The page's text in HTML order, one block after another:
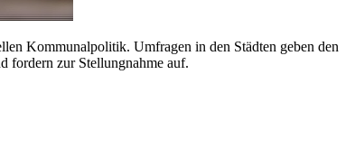
Kommunalpolitik. Umfragen in den Städten geben den
fordern zur Stellungnahme auf.